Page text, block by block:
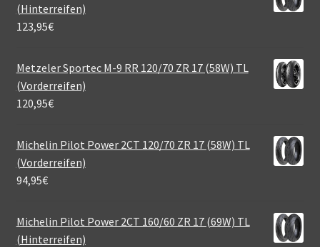
(Hinterreifen)
123,95€
Metzeler Sportec M-9 RR 120/70 ZR 17 (58W) TL
(Vorderreifen)
120,95€
Michelin Pilot Power 2CT 120/70 ZR 17 (58W) TL
(Vorderreifen)
94,95€
Michelin Pilot Power 2CT 160/60 ZR 17 (69W) TL
(Hinterreifen)